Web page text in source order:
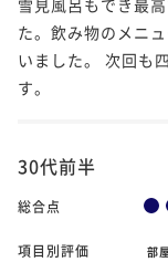
た。飲み物のメニ
いました。 次回も
す。
30代前半
総合点
項目別評価 部